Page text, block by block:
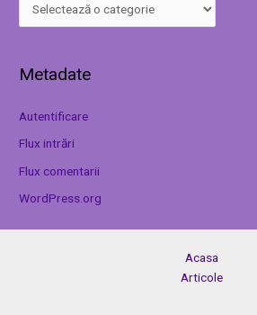
Metadate
Autentificare
Flux intrări
Flux comentarii
WordPress.org
Acasa
Articole